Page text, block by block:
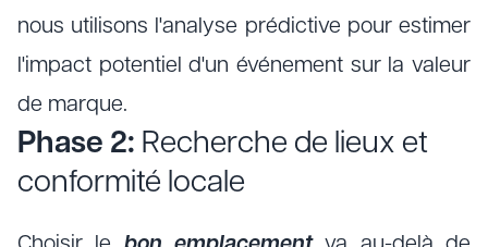
nous utilisons l'analyse prédictive pour estimer
l'impact potentiel d'un événement sur la valeur
de marque.
Phase 2: Recherche de lieux et
conformité locale